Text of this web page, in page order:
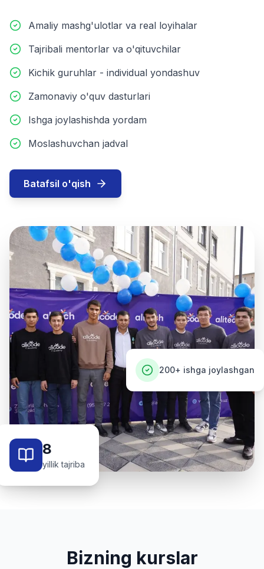
Amaliy mashg'ulotlar va real loyihalar
Tajribali mentorlar va o'qituvchilar
Kichik guruhlar - individual yondashuv
Zamonaviy o'quv dasturlari
Ishga joylashishda yordam
Moslashuvchan jadval
Batafsil o'qish
8
yillik tajriba
200+ ishga joylashgan
Bizning kurslar